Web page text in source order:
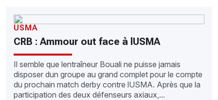
USMA
CRB : Ammour out face à lUSMA
Il semble que lentraîneur Bouali ne puisse jamais
disposer dun groupe au grand complet pour le compte
du prochain match derby contre lUSMA. Après que la
participation des deux défenseurs axiaux,...